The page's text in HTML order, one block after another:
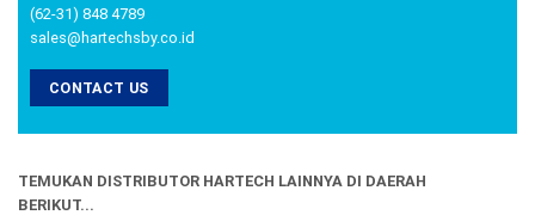
(62-31) 848 4789
sales@hartechsby.co.id
CONTACT US
TEMUKAN DISTRIBUTOR HARTECH LAINNYA DI DAERAH
BERIKUT...